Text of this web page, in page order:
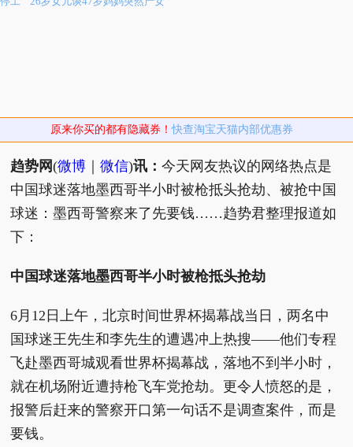
原来你买的都有隐藏券！快查淘宝天猫内部优惠券
趋势网(微博 ｜微信)讯：今天网友热议的网络热点是
中国球迷落地墨西哥半小时被枪抵头抢劫、被抢中国
球迷：墨西哥警察来了先要钱……趋势君整理报道如
下：
中国球迷落地墨西哥半小时被枪抵头抢劫
6月12日上午，北京时间世界杯揭幕战当日，两名中
国球迷王先生和李先生的遭遇冲上热搜——他们专程
飞赴墨西哥城观看世界杯揭幕战，落地不到半小时，
就在机场附近遭持枪飞车党抢劫。更令人愤怒的是，
报警后赶来的警察开口第一句话不是调查案件，而是
要钱。